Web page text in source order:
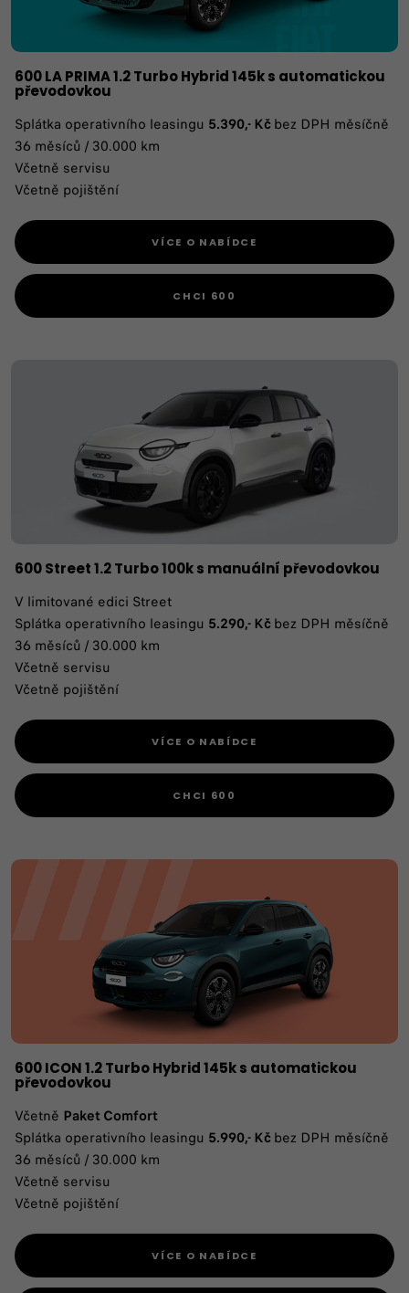
600 LA PRIMA 1.2 Turbo Hybrid 145k s automatickou
převodovkou
Splátka operativního leasingu 5.390,- Kčbez DPH měsíčně
36 měsíců / 30.000 km
Včetně servisu
Včetně pojištění
VÍCE O NABÍDCE
CHCI 600
600 Street 1.2 Turbo 100k s manuální převodovkou
V limitované edici Street
Splátka operativního leasingu 5.290,- Kčbez DPH měsíčně
36 měsíců / 30.000 km
Včetně servisu
Včetně pojištění
VÍCE O NABÍDCE
CHCI 600
600 ICON 1.2 Turbo Hybrid 145k s automatickou
převodovkou
Včetně Paket Comfort
Splátka operativního leasingu 5.990,- Kčbez DPH měsíčně
36 měsíců / 30.000 km
Včetně servisu
Včetně pojištění
VÍCE O NABÍDCE